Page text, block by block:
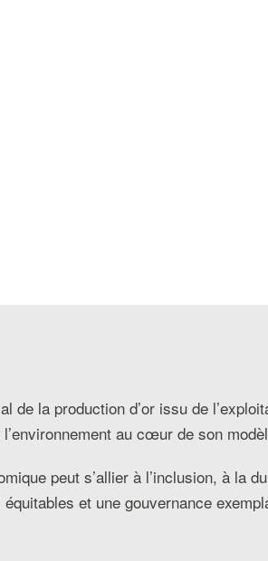
de la production d’or issu de
au cœur de son
peut s’allier à l’inclusion, à la
et une gouvernance